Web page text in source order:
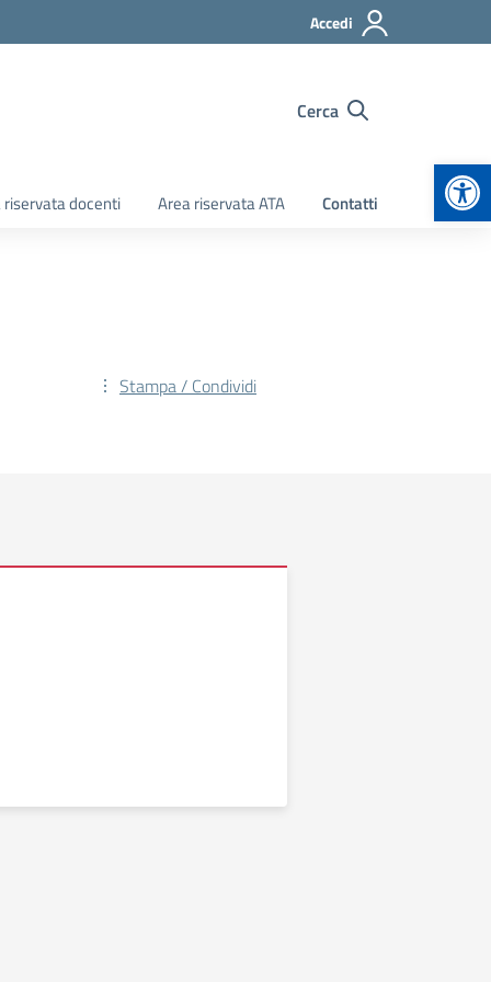
Accedi
Cerca
riservata docenti Area riservata ATA Contatti
Stampa / Condividi